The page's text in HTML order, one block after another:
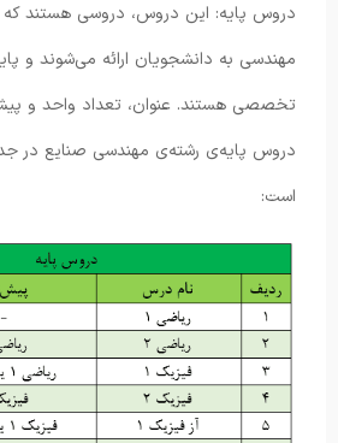
دروس پایه: این دروس، دروسی هستند که
مهندسی به دانشجویان ارائه می‌شوند و
تخصصی هستند. عنوان، تعداد واحد و
دروس پایه‌ی رشته‌ی مهندسی صنایع در
است: